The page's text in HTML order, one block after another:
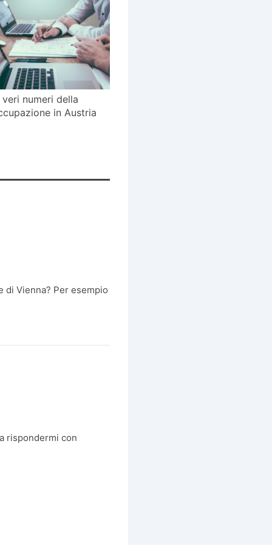
veri numeri della
in Austria
di Vienna? Per esempio
rispondermi con